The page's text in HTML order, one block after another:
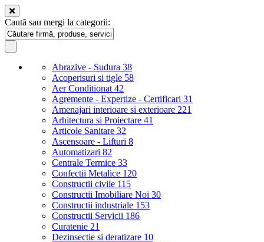
Caută sau mergi la categorii:
Abrazive - Sudura 38
Acoperisuri si tigle 58
Aer Conditionat 42
Agremente - Expertize - Certificari 31
Amenajari interioare si exterioare 221
Arhitectura si Proiectare 41
Articole Sanitare 32
Ascensoare - Lifturi 8
Automatizari 82
Centrale Termice 33
Confectii Metalice 120
Constructii civile 115
Constructii Imobiliare Noi 30
Constructii industriale 153
Constructii Servicii 186
Curatenie 21
Dezinsectie si deratizare 10